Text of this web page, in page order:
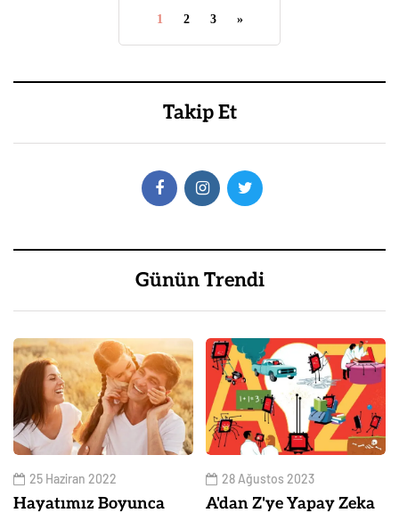
1 2 3 »
Takip Et
Günün Trendi
25 Haziran 2022
Hayatımız Boyunca
28 Ağustos 2023
A'dan Z'ye Yapay Zeka